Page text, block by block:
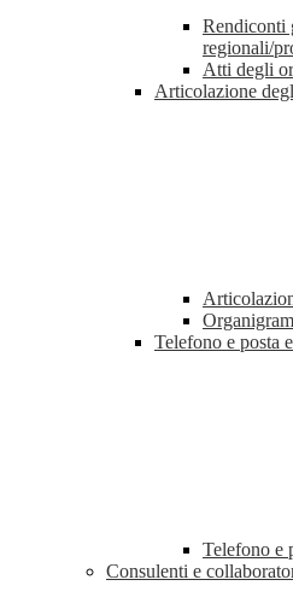
Rendiconti
regionali/
Atti degli
Articolazione
Telefono e posta
Telefono e
Consulenti e